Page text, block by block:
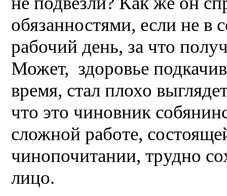
обязанностями, если не в
рабочий день, за что
Может, здоровье
время, стал плохо
что это чиновник
сложной работе,
чинопочитании, трудно
лицо.